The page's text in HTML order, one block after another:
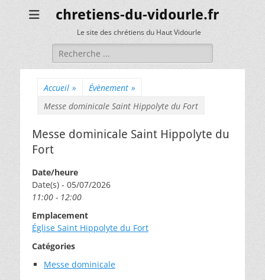
chretiens-du-vidourle.fr
Le site des chrétiens du Haut Vidourle
Rechercher :
Accueil » Évènement »
Messe dominicale Saint Hippolyte du Fort
Messe dominicale Saint Hippolyte du
Fort
Date/heure
Date(s) - 05/07/2026
11:00 - 12:00
Emplacement
Église Saint Hippolyte du Fort
Catégories
Messe dominicale